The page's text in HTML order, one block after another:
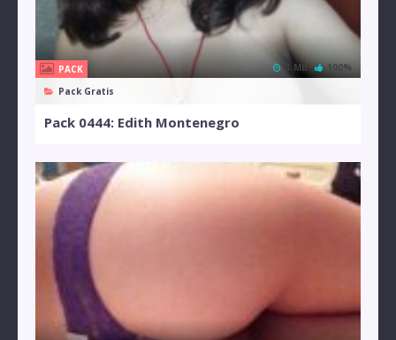
PACK
Pack Gratis
3 MB 100%
Pack 0444: Edith Montenegro